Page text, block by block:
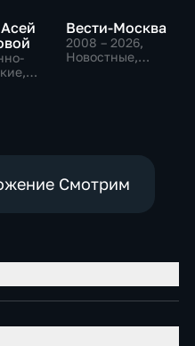
Вести-Москва
2008 – 2026,
Новостные,
Смотрим